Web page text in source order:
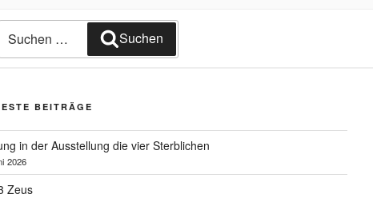
nach:
Suchen
BEITRÄGE
in der Ausstellung die vier Sterblichen
2026
Zeus